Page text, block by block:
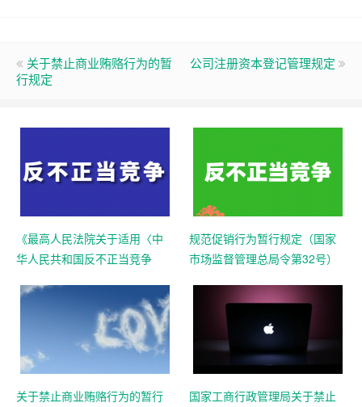
关于禁止商业贿赂行为的暂
行规定
公司注册资本登记管理规定
《最高人民法院关于适用〈中
华人民共和国反不正当竞争
规范促销行为暂行规定（国家
市场监督管理总局令第32号）
关于禁止商业贿赂行为的暂行
国家工商行政管理局关于禁止